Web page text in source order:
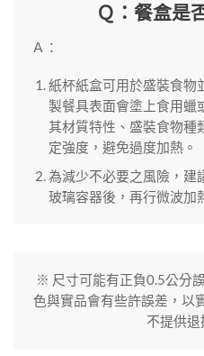
Ｑ：餐盒是
Ａ：
紙杯紙盒可用於盛裝食物
製餐具表面會塗上食用蠟
其材質特性、盛裝食物種
定強度，避免過度加熱。
為減少不必要之風險，建
玻璃容器後，再行微波加
※ 尺寸可能有正負0.5公分
色與實品會有些許誤差，以
不提供